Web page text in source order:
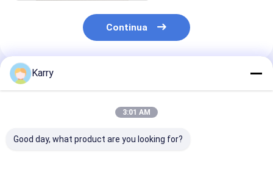
Continua
Prodotti Raccomandati
Karry
3:01 AM
Good day, what product are you looking for?